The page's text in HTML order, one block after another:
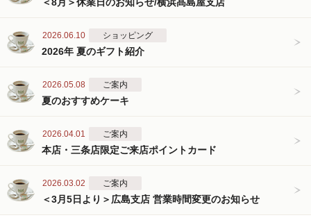
2026.06.10 ショッピング
2026年 夏のギフト紹介
2026.05.08 ご案内
夏のおすすめケーキ
2026.04.01 ご案内
本店・三条店限定ご来店ポイントカード
2026.03.02 ご案内
＜3月5日より＞広島支店 営業時間変更のお知らせ